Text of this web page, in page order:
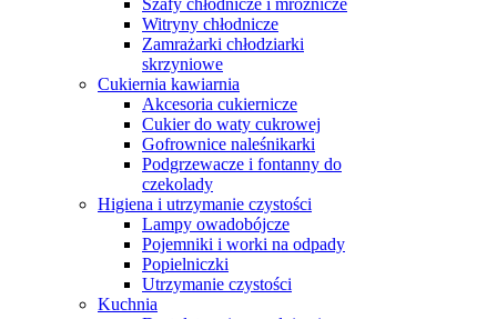
Witryny chłodnicze
Zamrażarki chłodziarki
skrzyniowe
Cukiernia kawiarnia
Akcesoria cukiernicze
Cukier do waty cukrowej
Gofrownice naleśnikarki
Podgrzewacze i fontanny do
czekolady
Higiena i utrzymanie czystości
Lampy owadobójcze
Pojemniki i worki na odpady
Popielniczki
Utrzymanie czystości
Kuchnia